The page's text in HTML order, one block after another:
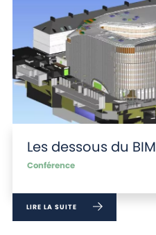
Les dessous du BIM
Conférence
LIRE LA SUITE